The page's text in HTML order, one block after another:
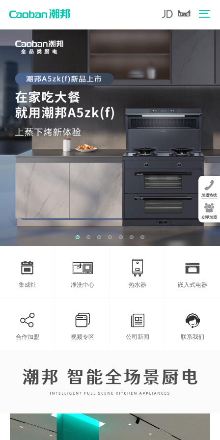
集成灶 净洗中心 热水器 嵌入式电器
合作加盟 视频专区 公司新闻 联系我们
加盟热线
立即加盟